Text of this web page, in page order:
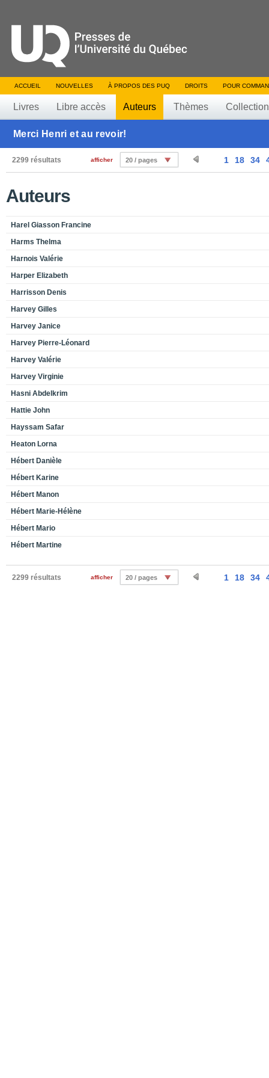
ACCUEIL NOUVELLES À PROPOS DES PUQ DROITS POUR
Livres Libre accès Auteurs Thèmes
Merci Henri et au revoir!
2299 résultats 1 18 34
afficher 20 / pages
Auteurs
Harel Giasson Francine
Harms Thelma
Harnois Valérie
Harper Elizabeth
Harrisson Denis
Harvey Gilles
Harvey Janice
Harvey Pierre-Léonard
Harvey Valérie
Harvey Virginie
Hasni Abdelkrim
Hattie John
Hayssam Safar
Heaton Lorna
Hébert Danièle
Hébert Karine
Hébert Manon
Hébert Marie-Hélène
Hébert Mario
Hébert Martine
2299 résultats 1 18 34
afficher 20 / pages